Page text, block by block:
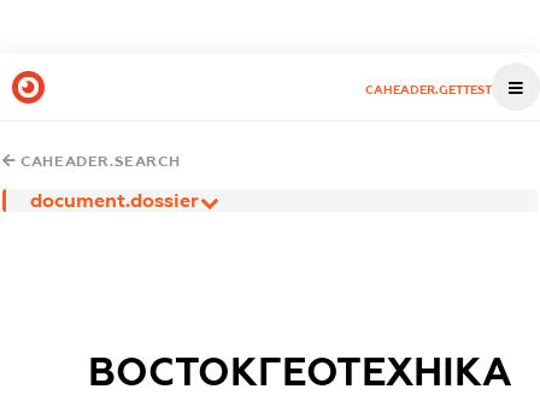
CAHEADER.GETTEST
CAHEADER.SEARCH
document.dossier
ВОСТОКГЕОТЕХНІКА